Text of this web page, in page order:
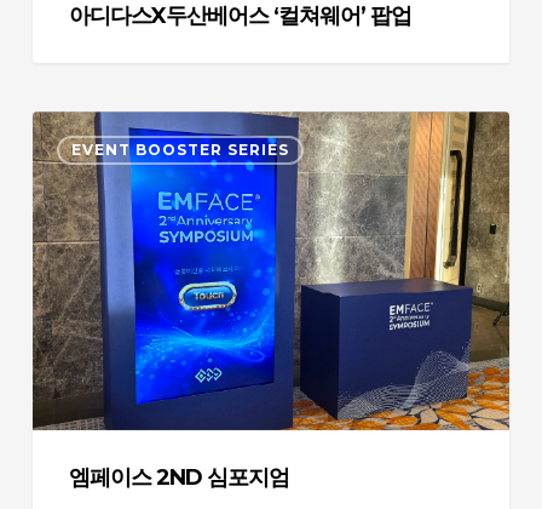
업
아디다스X두산베어스 ‘컬쳐웨어’ 팝업
EVENT BOOSTER SERIES
엠
페
이
스
2nd
심
포
지
엄
엠페이스 2ND 심포지엄